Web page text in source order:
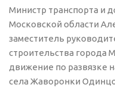
Министр транспорта и
Московской области
заместитель
строительства города
движение по развязке
села Жаворонки